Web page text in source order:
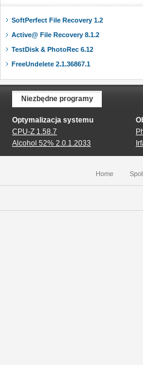
SoftPerfect File Recovery 1.2
Active@ File Recovery 8.1.2
TestDisk & PhotoRec 6.12
FreeUndelete 2.1.36867.1
Niezbędne programy
Optymalizacja systemu
CPU-Z 1.58.7
Alcohol 52% 2.0.1.2033
Home